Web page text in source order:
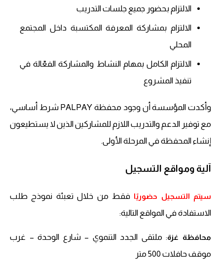
الالتزام بحضور جميع جلسات التدريب
الالتزام بمشاركة المعرفة المكتسبة داخل المجتمع
المحلي
الالتزام الكامل بمهام النشاط والمشاركة الفعّالة في
تنفيذ المشروع
وأكدت المؤسسة أن وجود محفظة PALPAY شرط أساسي،
مع توفير الدعم والتدريب اللازم للمشاركين الذين لا يستطيعون
إنشاء المحفظة في المرحلة الأولى.
آلية ومواقع التسجيل
سيتم التسجيل حضوريًا فقط من خلال تعبئة نموذج طلب
الاستفادة في المواقع التالية:
محافظة غزة: ملتقى الجدد التنموي – شارع الوحدة – غرب
موقف حافلات 500 متر